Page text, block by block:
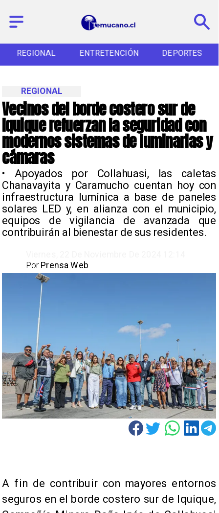
REGIONAL ENTRETENCIÓN DEPORTES
Vecinos del borde costero sur de
Iquique refuerzan la seguridad con
modernos sistemas de luminarias y
cámaras
​• Apoyados por Collahuasi, las caletas
Chanavayita y Caramucho cuentan hoy con
infraestructura lumínica a base de paneles
solares LED y, en alianza con el municipio,
equipos de vigilancia de avanzada que
contribuirán al bienestar de sus residentes. ​
REGIONAL
Prensa Web
Por
​A fin de contribuir con mayores entornos
seguros en el borde costero sur de Iquique,